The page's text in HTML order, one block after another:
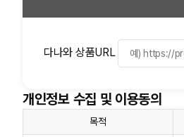
다나와 상품URL
개인정보 수집 및 이용동의
목적